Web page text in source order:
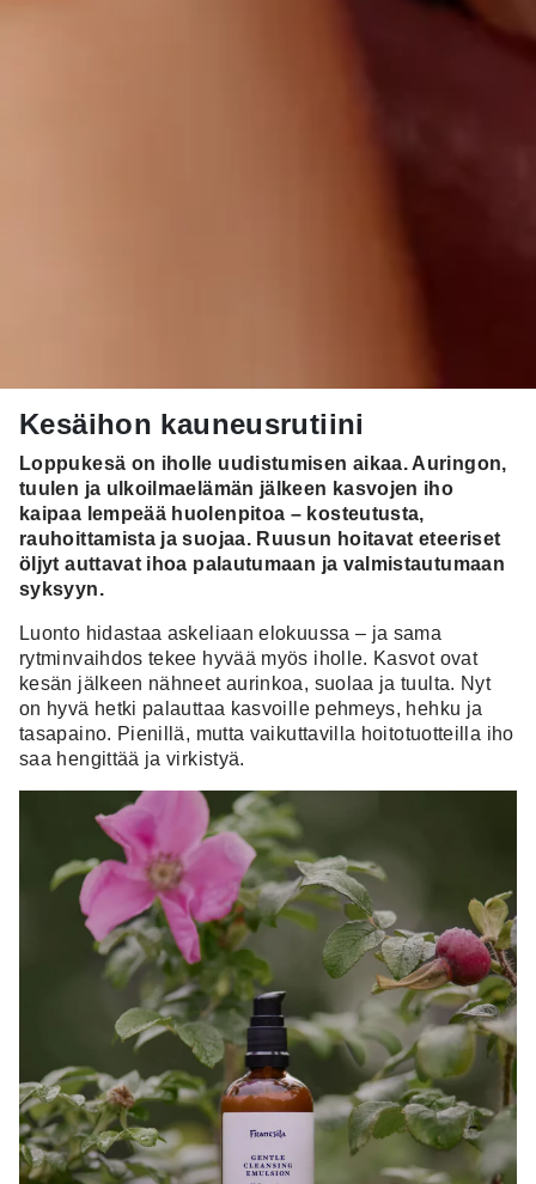
Kesäihon kauneusrutiini
Loppukesä on iholle uudistumisen aikaa. Auringon,
tuulen ja ulkoilmaelämän jälkeen kasvojen iho
kaipaa lempeää huolenpitoa – kosteutusta,
rauhoittamista ja suojaa. Ruusun hoitavat eteeriset
öljyt auttavat ihoa palautumaan ja valmistautumaan
syksyyn.
Luonto hidastaa askeliaan elokuussa – ja sama
rytminvaihdos tekee hyvää myös iholle. Kasvot ovat
kesän jälkeen nähneet aurinkoa, suolaa ja tuulta. Nyt
on hyvä hetki palauttaa kasvoille pehmeys, hehku ja
tasapaino. Pienillä, mutta vaikuttavilla hoitotuotteilla iho
saa hengittää ja virkistyä.